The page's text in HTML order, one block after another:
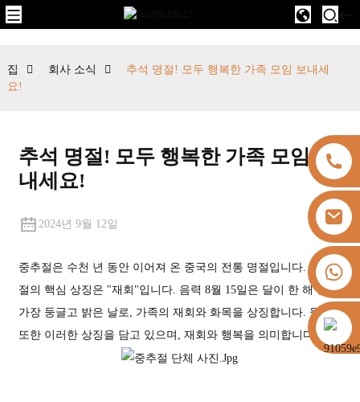
+8613325821813
집 회사 소식
추석 명절! 모두 행복한 가족 모임 보내세
요!
추석 명절! 모두 행복한 가족 모임 보
내세요!
2024년 9월 12일
중추절은 수천 년 동안 이어져 온 중국의 전통 명절입니다. 중추
절의 핵심 상징은 "재회"입니다. 음력 8월 15일은 달이 한 해 중
가장 둥글고 밝은 날로, 가족의 재회와 화목을 상징합니다. 월병
또한 이러한 상징을 담고 있으며, 재회와 행복을 의미합니다.